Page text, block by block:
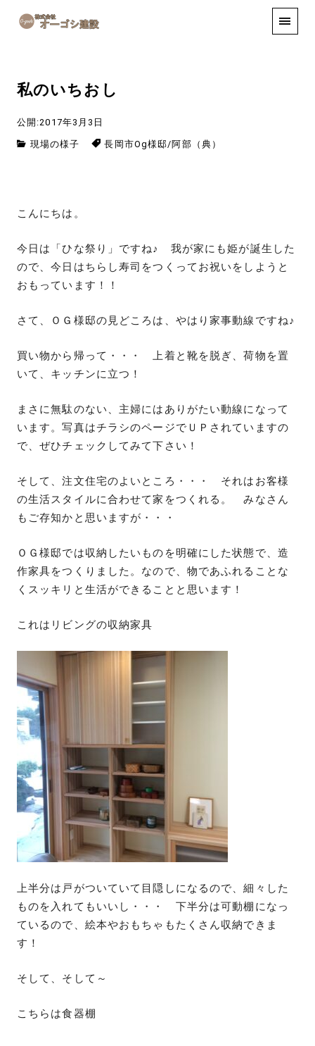
手しごと
私のいちおし
公開:2017年3月3日
現場の様子 長岡市Og様邸/阿部（典）
こんにちは。
今日は「ひな祭り」ですね♪ 我が家にも姫が誕生した
ので、今日はちらし寿司をつくってお祝いをしようと
おもっています！！
さて、ＯＧ様邸の見どころは、やはり家事動線ですね♪
買い物から帰って・・・ 上着と靴を脱ぎ、荷物を置
いて、キッチンに立つ！
まさに無駄のない、主婦にはありがたい動線になって
います。写真はチラシのページでＵＰされていますの
で、ぜひチェックしてみて下さい！
そして、注文住宅のよいところ・・・ それはお客様
の生活スタイルに合わせて家をつくれる。 みなさん
もご存知かと思いますが・・・
ＯＧ様邸では収納したいものを明確にした状態で、造
作家具をつくりました。なので、物であふれることな
くスッキリと生活ができることと思います！
これはリビングの収納家具
上半分は戸がついていて目隠しになるので、細々した
ものを入れてもいいし・・・ 下半分は可動棚になっ
ているので、絵本やおもちゃもたくさん収納できま
す！
そして、そして～
こちらは食器棚